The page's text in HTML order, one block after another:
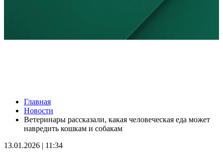
В Самаре пустят дополнительный транспорт в день матча КС
— "Балтика"
07.08.2026 | 20:07
В Самаре временно изменят маршруты дачных автобусов №
07.08.2026 | 19:29
Главная
Новости
Ветеринары рассказали, какая человеческая еда может
навредить кошкам и собакам
13.01.2026 | 11:34